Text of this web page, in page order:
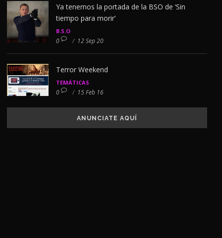
Ya tenemos la portada de la BSO de ‘Sin
tiempo para morir’
B.S.O
0 / 12 Sep 20
Terror Weekend
TEMÁTICAS
0 / 15 Feb 16
ANUNCIATE AQUÍ